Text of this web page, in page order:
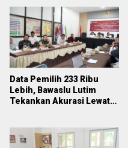
Data Pemilih 233 Ribu
Lebih, Bawaslu Lutim
Tekankan Akurasi Lewat